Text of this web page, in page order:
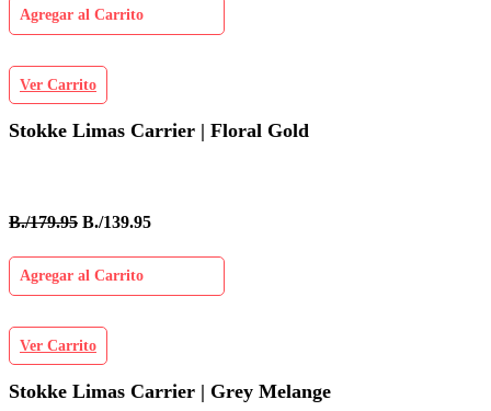
Agregar al Carrito
Ver Carrito
Stokke Limas Carrier | Floral Gold
B./179.95 B./139.95
Agregar al Carrito
Ver Carrito
Stokke Limas Carrier | Grey Melange